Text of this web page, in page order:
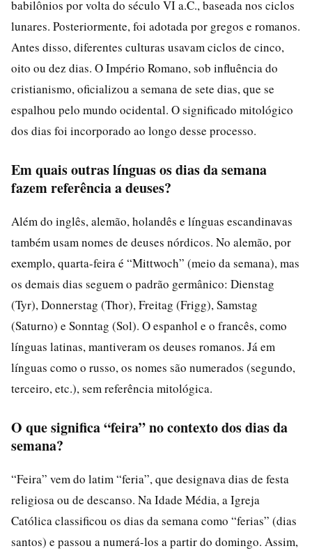
babilônios por volta do século VI a.C., baseada nos ciclos
lunares. Posteriormente, foi adotada por gregos e romanos.
Antes disso, diferentes culturas usavam ciclos de cinco,
oito ou dez dias. O Império Romano, sob influência do
cristianismo, oficializou a semana de sete dias, que se
espalhou pelo mundo ocidental. O significado mitológico
dos dias foi incorporado ao longo desse processo.
Em quais outras línguas os dias da semana
fazem referência a deuses?
Além do inglês, alemão, holandês e línguas escandinavas
também usam nomes de deuses nórdicos. No alemão, por
exemplo, quarta-feira é “Mittwoch” (meio da semana), mas
os demais dias seguem o padrão germânico: Dienstag
(Tyr), Donnerstag (Thor), Freitag (Frigg), Samstag
(Saturno) e Sonntag (Sol). O espanhol e o francês, como
línguas latinas, mantiveram os deuses romanos. Já em
línguas como o russo, os nomes são numerados (segundo,
terceiro, etc.), sem referência mitológica.
O que significa “feira” no contexto dos dias da
semana?
“Feira” vem do latim “feria”, que designava dias de festa
religiosa ou de descanso. Na Idade Média, a Igreja
Católica classificou os dias da semana como “ferias” (dias
santos) e passou a numerá-los a partir do domingo. Assim,